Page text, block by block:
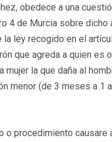
obedece a una
4 de Murcia sobre dicho
ley recogido en el
que agreda a quien es
la que daña al
menor (de 3 meses a 1
o procedimiento causare